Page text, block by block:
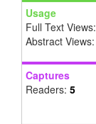
Usage
Full Text Views:
Abstract Views:
Captures
Readers: 5